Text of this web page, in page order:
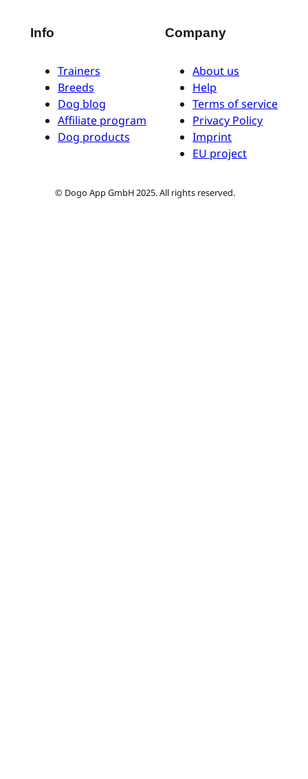
Info
Trainers
Breeds
Dog blog
Affiliate program
Dog products
Company
About us
Help
Terms of service
Privacy Policy
Imprint
EU project
© Dogo App GmbH 2025. All rights reserved.